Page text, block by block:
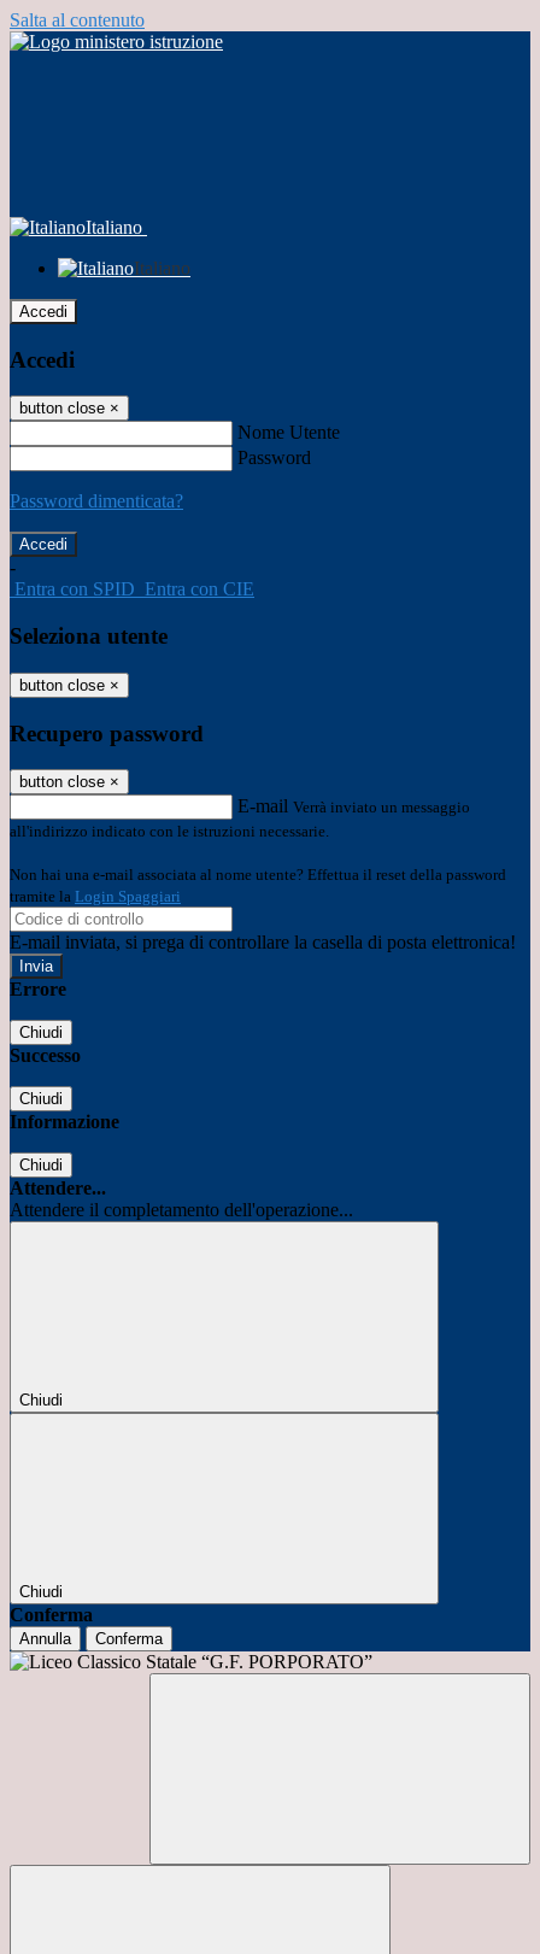
Salta al contenuto
Italiano
Italiano
Accedi
Accedi
button close ×
Nome Utente
Password
Password dimenticata?
-
Entra con SPID Entra con CIE
Seleziona utente
button close ×
Recupero password
button close ×
E-mail Verrà inviato un messaggio
all'indirizzo indicato con le istruzioni necessarie.
Non hai una e-mail associata al nome utente? Effettua il reset della password
tramite la Login Spaggiari
E-mail inviata, si prega di controllare la casella di posta elettronica!
Errore
Chiudi
Successo
Chiudi
Informazione
Chiudi
Attendere...
Attendere il completamento dell'operazione...
Chiudi
Chiudi
Conferma
Annulla Conferma